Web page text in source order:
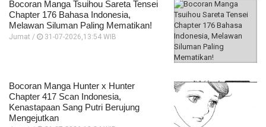
Bocoran Manga Tsuihou Sareta Tensei
Chapter 176 Bahasa Indonesia,
Melawan Siluman Paling Mematikan!
Jumat / 31-07-2026,13:54 WIB
Bocoran Manga Hunter x Hunter
Chapter 417 Scan Indonesia,
Kenastapaan Sang Putri Berujung
Mengejutkan